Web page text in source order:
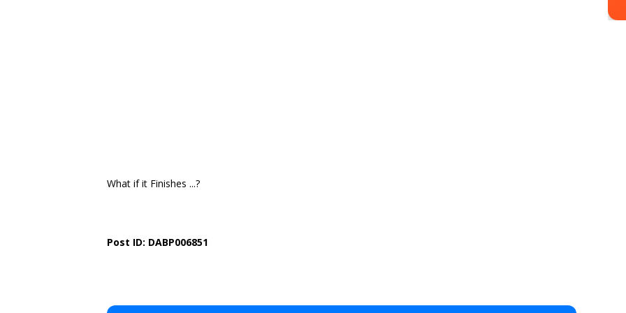
What if it Finishes ...?
Post ID: DABP006851